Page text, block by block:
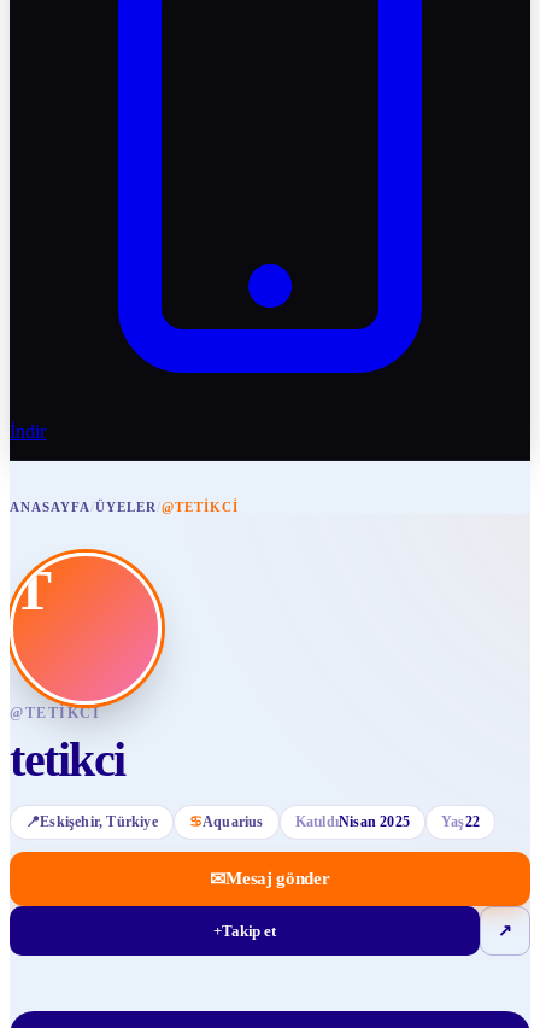
İndir
ANASAYFA/ÜYELER/@TETIKCI
T
@TETIKCI
tetikci
📍Eskişehir, Türkiye ♋Aquarius KatıldıNisan 2025 Yaş22
✉Mesaj gönder
+Takip et ↗